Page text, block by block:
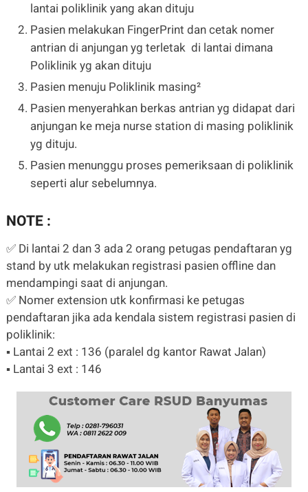
lantai poliklinik yang akan dituju
Pasien melakukan FingerPrint dan cetak nomer
antrian di anjungan yg terletak di lantai dimana
Poliklinik yg akan dituju
Pasien menuju Poliklinik masing²
Pasien menyerahkan berkas antrian yg didapat dari
anjungan ke meja nurse station di masing poliklinik
yg dituju.
Pasien menunggu proses pemeriksaan di poliklinik
seperti alur sebelumnya.
NOTE :
✅ Di lantai 2 dan 3 ada 2 orang petugas pendaftaran yg
stand by utk melakukan registrasi pasien offline dan
mendampingi saat di anjungan.
✅ Nomer extension utk konfirmasi ke petugas
pendaftaran jika ada kendala sistem registrasi pasien di
poliklinik:
▪️ Lantai 2 ext : 136 (paralel dg kantor Rawat Jalan)
▪️ Lantai 3 ext : 146